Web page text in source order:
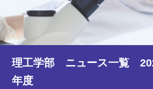
理工学部 ニュース一覧
年度